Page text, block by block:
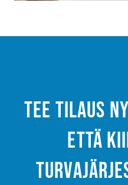
Tee tilaus
että